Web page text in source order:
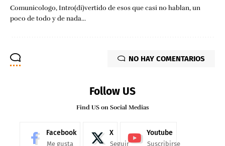
Comunicologo, Intro(di)vertido de esos que casi no hablan, un
poco de todo y de nada...
NO HAY COMENTARIOS
Follow US
Find US on Social Medias
Facebook
Me gusta
X
Seguir
Youtube
Suscribirse